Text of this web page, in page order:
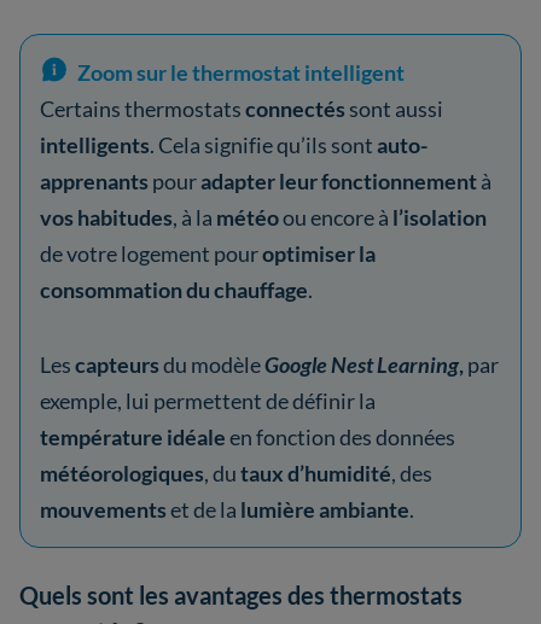
Zoom sur le thermostat intelligent
Certains thermostatsconnectés sont aussi
intelligents. Cela signifie qu’ils sontauto-
apprenants pouradapter leur fonctionnementà
vos habitudes, à la météoou encore à l’isolation
de votre logement pouroptimiser la
consommation du chauffage.
Lescapteursdu modèleGoogle Nest Learning, par
exemple, lui permettent de définir la
température idéaleen fonction des données
météorologiques, dutaux d’humidité, des
mouvementset de la lumière ambiante.
Quels sont les avantages des thermostats